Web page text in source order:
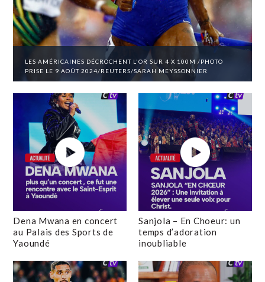
LES AMÉRICAINES DÉCROCHENT L'OR SUR 4 X 100M /PHOTO
PRISE LE 9 AOÛT 2024/REUTERS/SARAH MEYSSONNIER
Dena Mwana en concert
au Palais des Sports de
Yaoundé
Sanjola – En Choeur: un
temps d’adoration
inoubliable